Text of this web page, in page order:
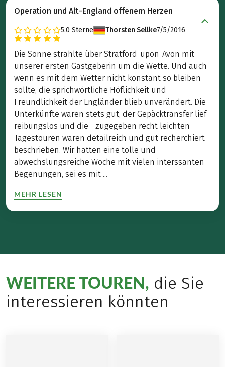
Operation und Alt-England offenem Herzen
5.0 Sterne Thorsten Sellke7/5/2016
Die Sonne strahlte über Stratford-upon-Avon mit
unserer ersten Gastgeberin um die Wette. Und auch
wenn es mit dem Wetter nicht konstant so bleiben
sollte, die sprichwörtliche Höflichkeit und
Freundlichkeit der Engländer blieb unverändert. Die
Unterkünfte waren stets gut, der Gepäcktransfer lief
reibungslos und die - zugegeben recht leichten -
Tagestouren waren detailreich und gut recherchiert
beschrieben. Wir hatten eine tolle und
abwechslungsreiche Woche mit vielen interssanten
Begenungen, sei es mit ...
MEHR LESEN
WEITERE TOUREN, die Sie
interessieren könnten